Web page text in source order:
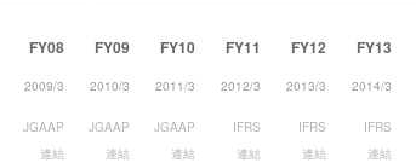
FY08 FY09 FY10 FY11 FY12 FY13
2009/3 2010/3 2011/3 2012/3 2013/3 2014/3
JGAAP
連結
JGAAP
連結
JGAAP
連結
IFRS
連結
IFRS
連結
IFRS
連結